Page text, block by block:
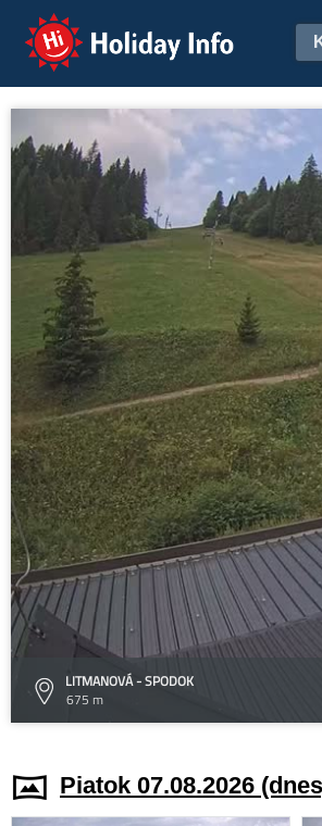
Holiday Info
LITMANOVÁ - SPODOK
675 m
Piatok 07.08.2026